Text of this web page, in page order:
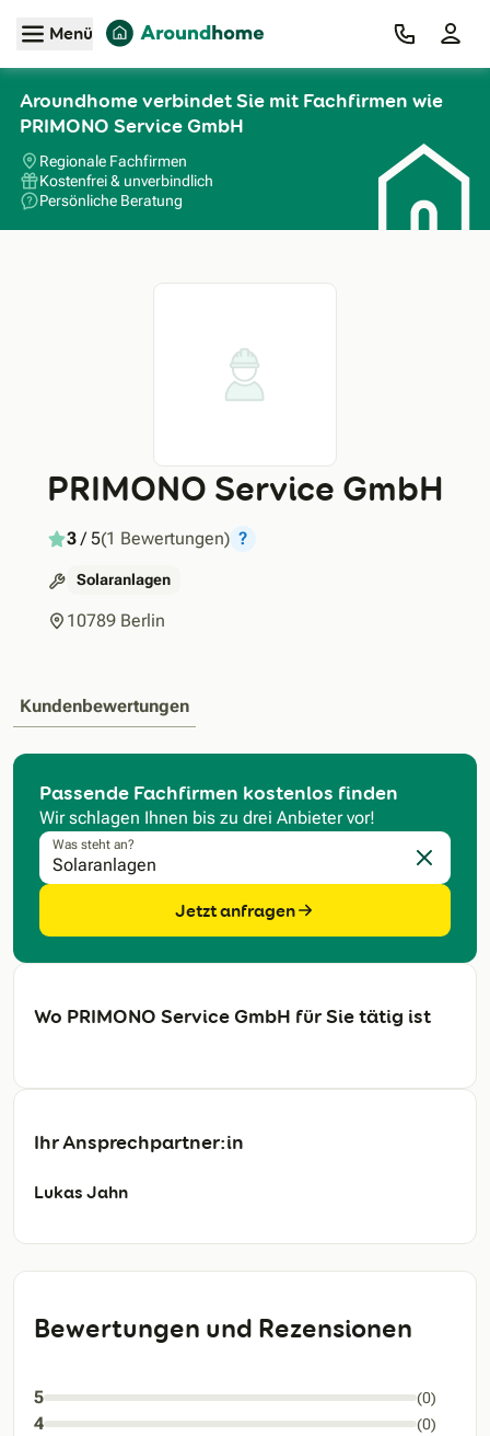
Zum Hauptinhalt
Menü
Aroundhome verbindet Sie mit Fachfirmen wie
PRIMONO Service GmbH
Regionale Fachfirmen
Kostenfrei & unverbindlich
Persönliche Beratung
PRIMONO Service GmbH
3/ 5(1 Bewertungen) ?
Solaranlagen
10789 Berlin
Kundenbewertungen
Bewertungen und Rezensionen
5 (0)
4 (0)
Passende Fachfirmen kostenlos finden
Wir schlagen Ihnen bis zu drei Anbieter vor!
Was steht an?
Eingabe
Jetzt anfragen
Wo PRIMONO Service GmbH für Sie tätig ist
Ihr Ansprechpartner:in
Lukas Jahn